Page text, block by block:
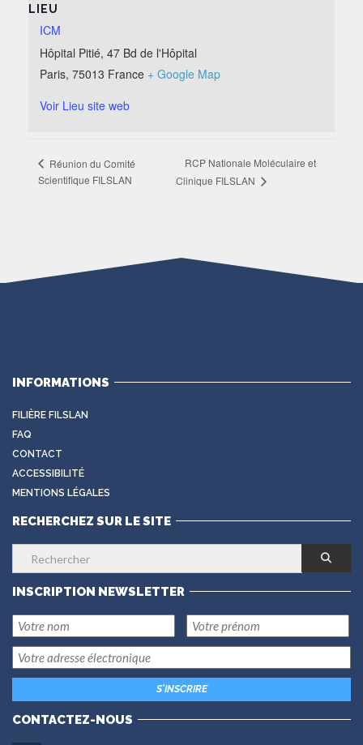
LIEU
ICM
Hôpital Pitié, 47 Bd de l'Hôpital
Paris, 75013 France + Google Map
Voir Lieu site web
Réunion du Comité
Scientifique FILSLAN
RCP Nationale Moléculaire et
Clinique FILSLAN
INFORMATIONS
FILIÈRE FILSLAN
FAQ
CONTACT
ACCESSIBILITÉ
MENTIONS LÉGALES
RECHERCHEZ SUR LE SITE
INSCRIPTION NEWSLETTER
CONTACTEZ-NOUS